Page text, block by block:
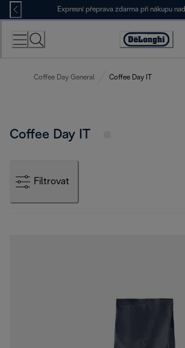
Skip
to
Content
Expresní přeprava zdarma při nákupu
Accessibility
Coffee Day General Coffee Day IT
Coffee Day IT
Filtrovat